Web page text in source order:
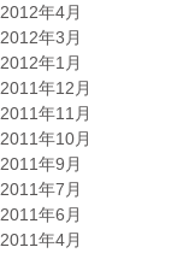
2012年4月
2012年3月
2012年1月
2011年12月
2011年11月
2011年10月
2011年9月
2011年7月
2011年6月
2011年4月